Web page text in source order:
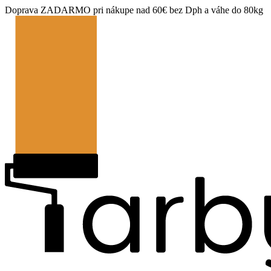
Doprava ZADARMO pri nákupe nad 60€ bez Dph a váhe do 80kg